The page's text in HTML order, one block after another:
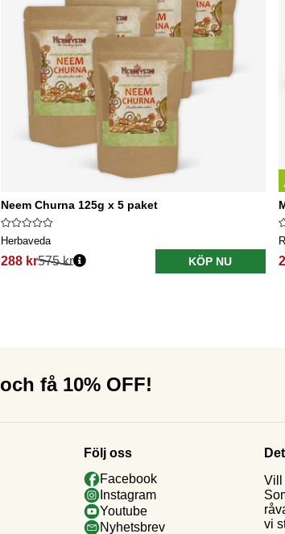
Neem Churna 125g x 5 paket
Herbaveda
288 kr575 kr KÖP NU
få 10% OFF!
Följ oss
Facebook
Instagram
Youtube
Nyhetsbrev
Vill
vi